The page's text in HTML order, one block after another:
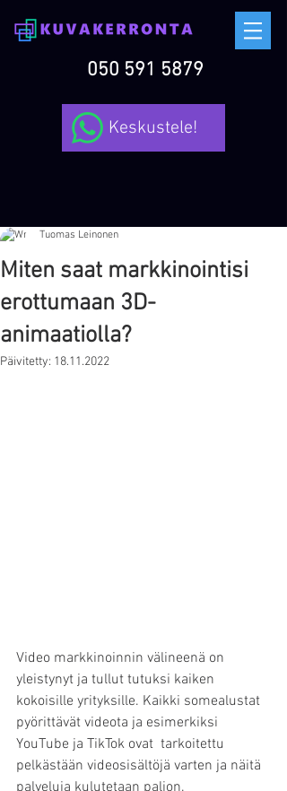
050 591 5879
Keskustele!
Miten saat markkinointisi
erottumaan 3D-
animaatiolla?
Tuomas Leinonen
Päivitetty: 18.11.2022
Video markkinoinnin välineenä on
yleistynyt ja tullut tutuksi kaiken
kokoisille yrityksille. Kaikki somealustat
pyörittävät videota ja esimerkiksi
YouTube ja TikTok ovat  tarkoitettu
pelkästään videosisältöjä varten ja näitä
palveluja kulutetaan paljon.